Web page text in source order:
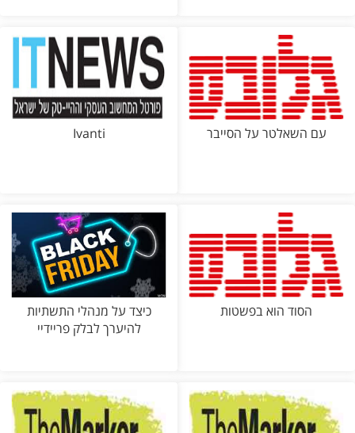
עם השאלטר על הסייבר Ivanti
הסוד הוא בפשטות
כיצד על מנהלי התשתיות
להיערך לבלק פריידיי